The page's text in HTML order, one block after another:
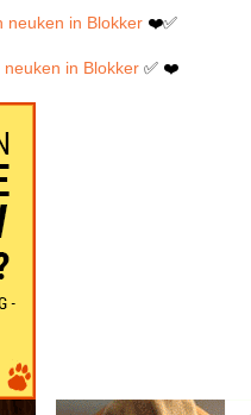
neuken in Blokker ❤️✅
in Blokker ✅ ❤️